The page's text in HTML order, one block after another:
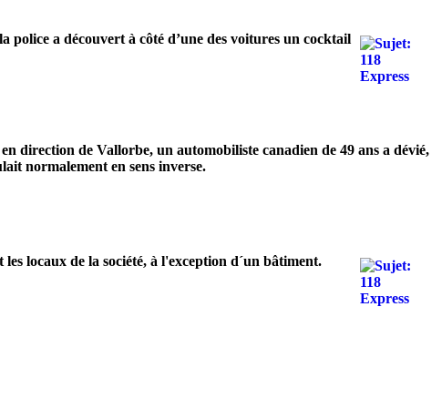
a découvert à côté d’une des voitures un cocktail
direction de Vallorbe, un automobiliste canadien de 49 ans a dévié,
normalement en sens inverse.
locaux de la société, à l'exception d´un bâtiment.